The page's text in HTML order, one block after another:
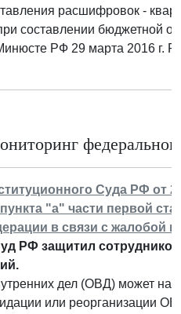
расшифровок -
составлении бюджетной
РФ 29 марта 2016 г.
Суда РФ от
"а" части первой
в связи с жалобой
РФ защитил
дел (ОВД) может
или реорганизации